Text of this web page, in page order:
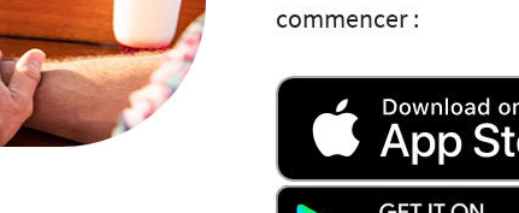
commencer :